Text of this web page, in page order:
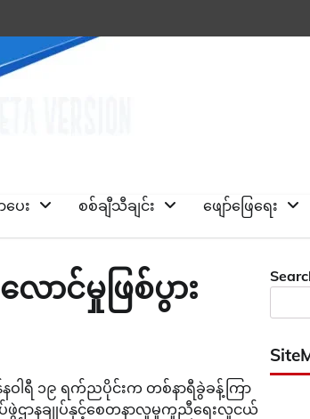
ေး စစ်ချီသီချင်း ဖျော်ဖြေရေး
င်မှုဖြစ်ပွား
ါရီ ၁၉ ရက်ညပိုင်းက တစ်နာရီခွဲခန့်ကြာ
ဖွဲဌာနချုပ်နှင့်စေတနာလူမှုကူညီရေးလူငယ်